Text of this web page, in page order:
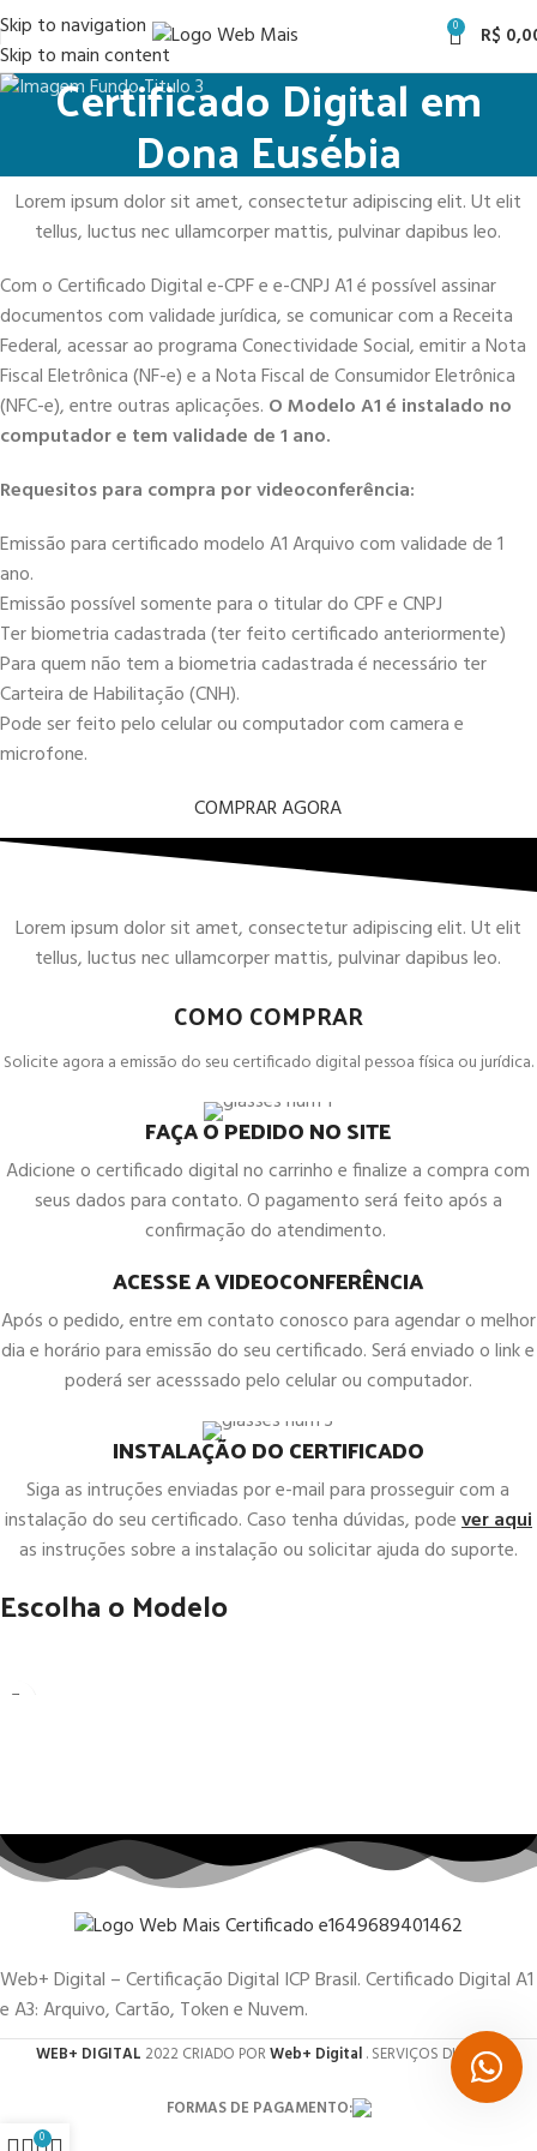
Skip to navigation
Skip to main content
0 R$
Certificado Digital em
Dona Eusébia
Lorem ipsum dolor sit amet, consectetur adipiscing elit. Ut elit
tellus, luctus nec ullamcorper mattis, pulvinar dapibus leo.
Com o Certificado Digital e-CPF e e-CNPJ A1 é possível assinar
documentos com validade jurídica, se comunicar com a Receita
Federal, acessar ao programa Conectividade Social, emitir a Nota
Fiscal Eletrônica (NF-e) e a Nota Fiscal de Consumidor Eletrônica
(NFC-e), entre outras aplicações. O Modelo A1 é instalado no
computador e tem validade de 1 ano.
Requesitos para compra por videoconferência:
Emissão para certificado modelo A1 Arquivo com validade de 1
ano.
Emissão possível somente para o titular do CPF e CNPJ
Ter biometria cadastrada (ter feito certificado anteriormente)
Para quem não tem a biometria cadastrada é necessário ter
Carteira de Habilitação (CNH).
Pode ser feito pelo celular ou computador com camera e
microfone.
COMPRAR AGORA
Lorem ipsum dolor sit amet, consectetur adipiscing elit. Ut elit
tellus, luctus nec ullamcorper mattis, pulvinar dapibus leo.
COMO COMPRAR
Solicite agora a emissão do seu certificado digital pessoa física ou jurídica.
FAÇA O PEDIDO NO SITE
Adicione o certificado digital no carrinho e finalize a compra com
seus dados para contato. O pagamento será feito após a
confirmação do atendimento.
ACESSE A VIDEOCONFERÊNCIA
Após o pedido, entre em contato conosco para agendar o melhor
dia e horário para emissão do seu certificado. Será enviado o link e
poderá ser acesssado pelo celular ou computador.
INSTALAÇÃO DO CERTIFICADO
Siga as intruções enviadas por e-mail para prosseguir com a
instalação do seu certificado. Caso tenha dúvidas, podever aqui
as instruções sobre a instalação ou solicitar ajuda do suporte.
Escolha o Modelo
Web+ Digital – Certificação Digital ICP Brasil. Certificado Digital A1
e A3: Arquivo, Cartão, Token e Nuvem.
WEB+ DIGITAL 2022 CRIADO PORWeb+ Digital. SERVIÇOS DIGITAIS.
FORMAS DE PAGAMENTO:
0